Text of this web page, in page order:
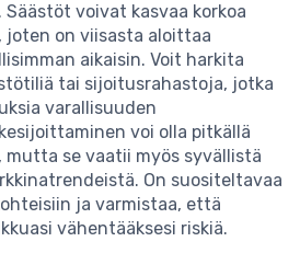
. Säästöt voivat kasvaa korkoa
joten on viisasta aloittaa
aikaisin. Voit harkita
tai sijoitusrahastoja, jotka
varallisuuden
voi olla pitkällä
se vaatii myös syvällistä
On suositeltavaa
ja varmistaa, että
vähentääksesi riskiä.